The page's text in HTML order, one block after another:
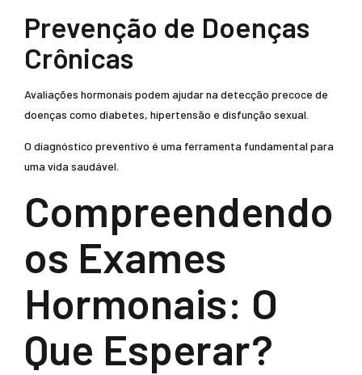
Prevenção de Doenças
Crônicas
Avaliações hormonais podem ajudar na detecção precoce de
doenças como diabetes, hipertensão e disfunção sexual.
O diagnóstico preventivo é uma ferramenta fundamental para
uma vida saudável.
Compreendendo
os Exames
Hormonais: O
Que Esperar?